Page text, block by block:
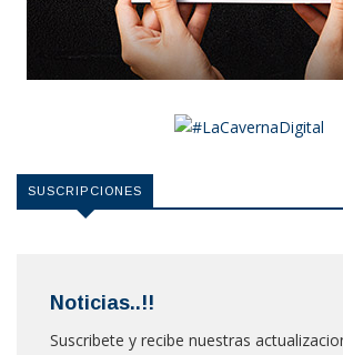
SUSCRIPCIONES
Noticias..!!
Suscribete y recibe nuestras